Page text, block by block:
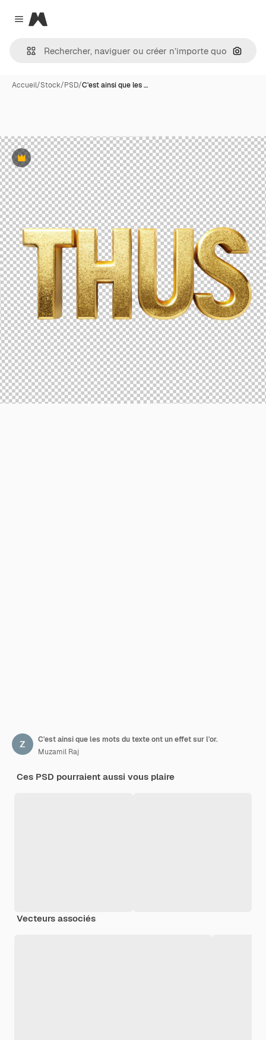
Close menu
Magnific
Accueil/Stock/PSD/C'est ainsi que les …
Premium
C'est ainsi que les mots du texte ont un effet sur l'or.
Muzamil Raj
Ces PSD pourraient aussi vous plaire
Vecteurs associés